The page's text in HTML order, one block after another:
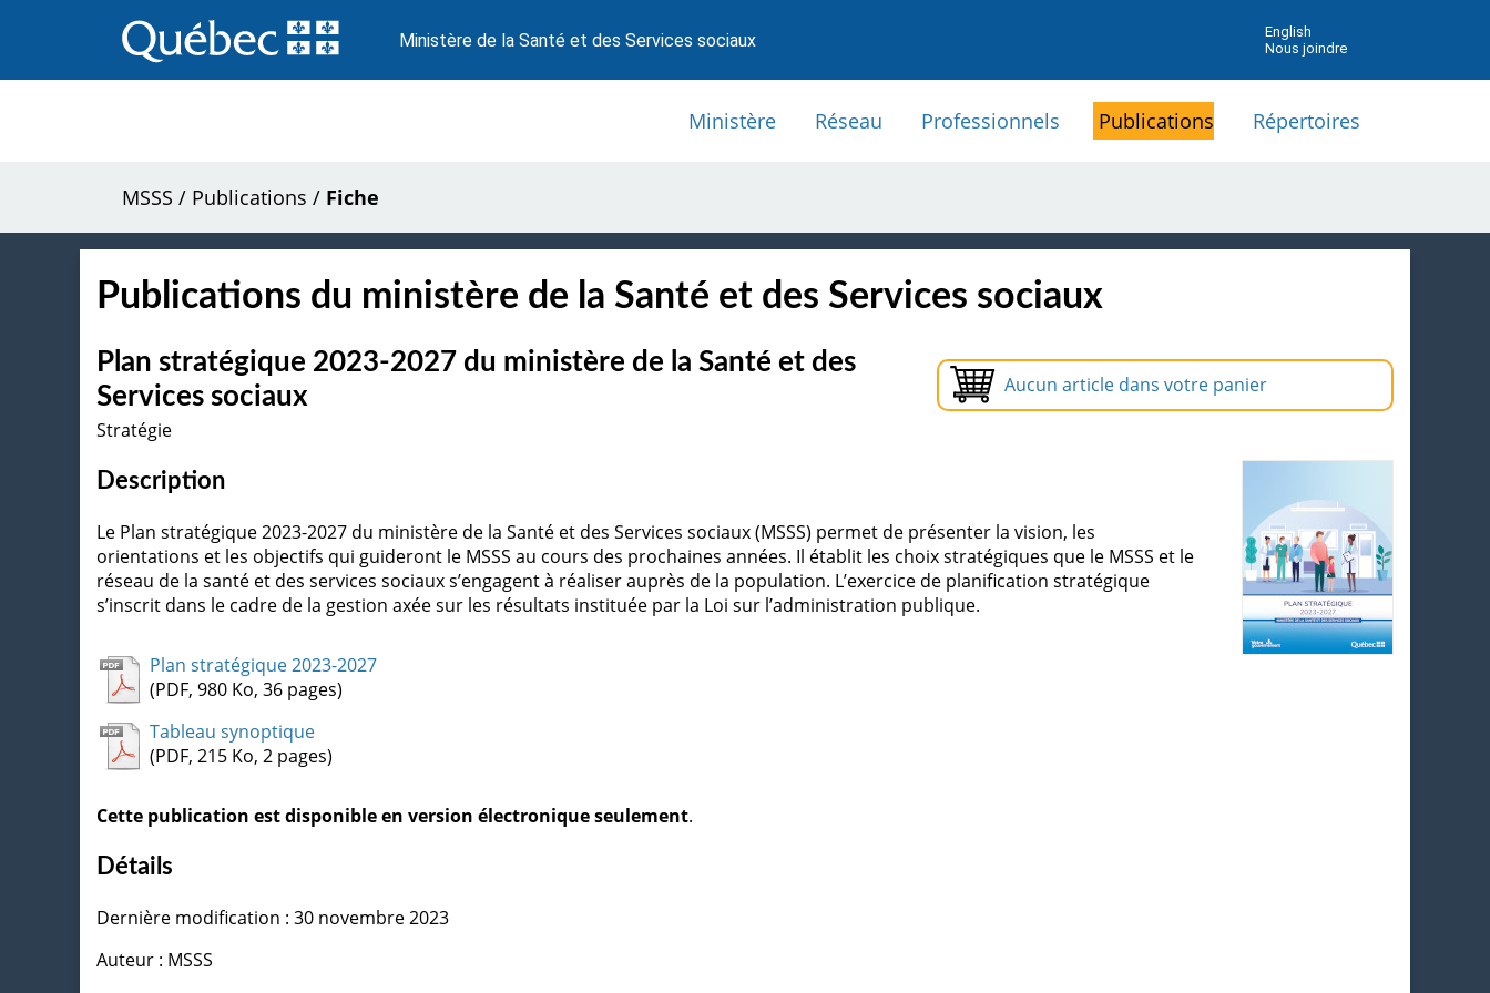
au
contenu
Ministère de la Santé et des Services sociaux
English
Nous joindre
Ministère Réseau Professionnels Publications Répertoires
MSSS / Publications / Fiche
Publications du ministère de la Santé et des Services sociaux
Aucun article dans votre panier
Plan stratégique 2023-2027 du ministère de la Santé et des
Services sociaux
Stratégie
Description
Le Plan stratégique 2023-2027 du ministère de la Santé et des Services sociaux (MSSS) permet de présenter la vision, les
orientations et les objectifs qui guideront le MSSS au cours des prochaines années. Il établit les choix stratégiques que le MSSS et le
réseau de la santé et des services sociaux s’engagent à réaliser auprès de la population. L’exercice de planification stratégique
s’inscrit dans le cadre de la gestion axée sur les résultats instituée par la Loi sur l’administration publique.
Plan stratégique 2023-2027
(PDF, 980 Ko, 36 pages)
Tableau synoptique
(PDF, 215 Ko, 2 pages)
Cette publication est disponible en version électronique seulement.
Détails
Dernière modification : 30 novembre 2023
Auteur : MSSS